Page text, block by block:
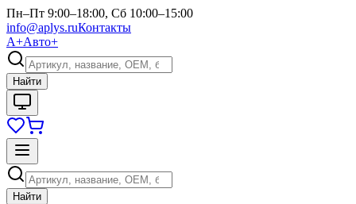
Пн–Пт 9:00–18:00, Сб 10:00–15:00
info@aplys.ruКонтакты
А+Авто+
Найти
Найти